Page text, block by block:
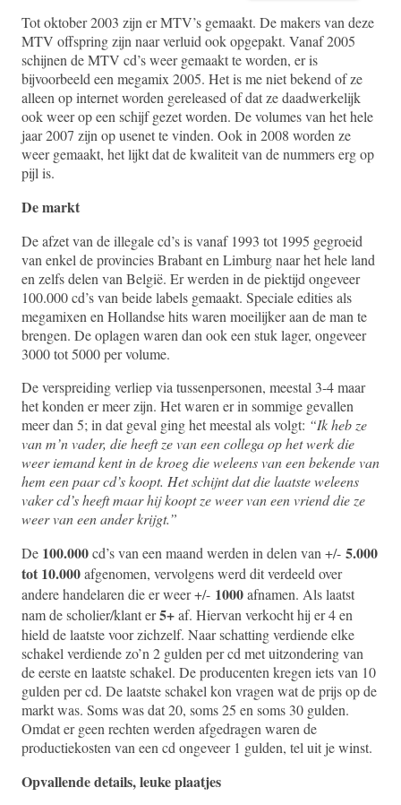
Tot oktober 2003 zijn er MTV’s gemaakt. De makers van deze
MTV offspring zijn naar verluid ook opgepakt. Vanaf 2005
schijnen de MTV cd’s weer gemaakt te worden, er is
bijvoorbeeld een megamix 2005. Het is me niet bekend of ze
alleen op internet worden gereleased of dat ze daadwerkelijk
ook weer op een schijf gezet worden. De volumes van het hele
jaar 2007 zijn op usenet te vinden. Ook in 2008 worden ze
weer gemaakt, het lijkt dat de kwaliteit van de nummers erg op
pijl is.
De markt
De afzet van de illegale cd’s is vanaf 1993 tot 1995 gegroeid
van enkel de provincies Brabant en Limburg naar het hele land
en zelfs delen van België. Er werden in de piektijd ongeveer
100.000 cd’s van beide labels gemaakt. Speciale edities als
megamixen en Hollandse hits waren moeilijker aan de man te
brengen. De oplagen waren dan ook een stuk lager, ongeveer
3000 tot 5000 per volume.
De verspreiding verliep via tussenpersonen, meestal 3-4 maar
het konden er meer zijn. Het waren er in sommige gevallen
meer dan 5; in dat geval ging het meestal als volgt: “Ik heb ze
van m’n vader, die heeft ze van een collega op het werk die
weer iemand kent in de kroeg die weleens van een bekende van
hem een paar cd’s koopt. Het schijnt dat die laatste weleens
vaker cd’s heeft maar hij koopt ze weer van een vriend die ze
weer van een ander krijgt.”
De 100.000cd’s van een maand werden in delen van +/- 5.000
tot 10.000afgenomen, vervolgens werd dit verdeeld over
andere handelaren die er weer +/- 1000afnamen. Als laatst
nam de scholier/klant er5+af. Hiervan verkocht hij er 4 en
hield de laatste voor zichzelf. Naar schatting verdiende elke
schakel verdiende zo’n 2 gulden per cd met uitzondering van
de eerste en laatste schakel. De producenten kregen iets van 10
gulden per cd. De laatste schakel kon vragen wat de prijs op de
markt was. Soms was dat 20, soms 25 en soms 30 gulden.
Omdat er geen rechten werden afgedragen waren de
productiekosten van een cd ongeveer 1 gulden, tel uit je winst.
Opvallende details, leuke plaatjes